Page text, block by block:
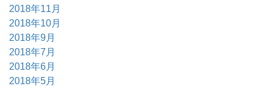
2018年11月
2018年10月
2018年9月
2018年7月
2018年6月
2018年5月